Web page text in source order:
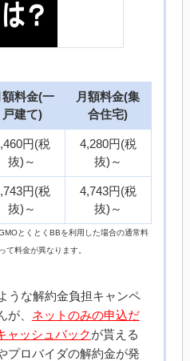
額料金(一
戸建て)
月額料金(集
合住宅)
円(税
抜)～
4,280円(税
抜)～
円(税
抜)～
4,743円(税
抜)～
とくとくBBを利用した場合の通常料
て料金が異なります。
うな解約金負担キャンペ
、 ネットのみの申込だ
ャッシュバックが貰える
プロバイダの解約金が発